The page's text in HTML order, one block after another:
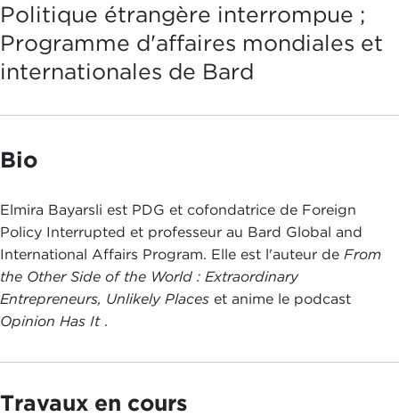
Politique étrangère interrompue ;
Programme d'affaires mondiales et
internationales de Bard
Bio
Elmira Bayarsli est PDG et cofondatrice de Foreign
Policy Interrupted et professeur au Bard Global and
International Affairs Program. Elle est l'auteur de From
the Other Side of the World : Extraordinary
Entrepreneurs, Unlikely Places et anime le podcast
Opinion Has It .
Travaux en cours